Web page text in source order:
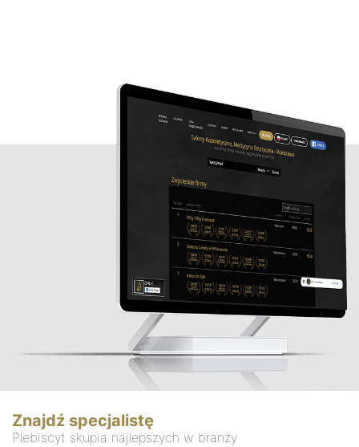
Znajdź specjalistę
Plebiscyt skupia najlepszych w branży